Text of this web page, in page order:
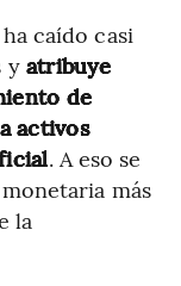
caído casi
y atribuye
de
activos
. A eso se
más
la